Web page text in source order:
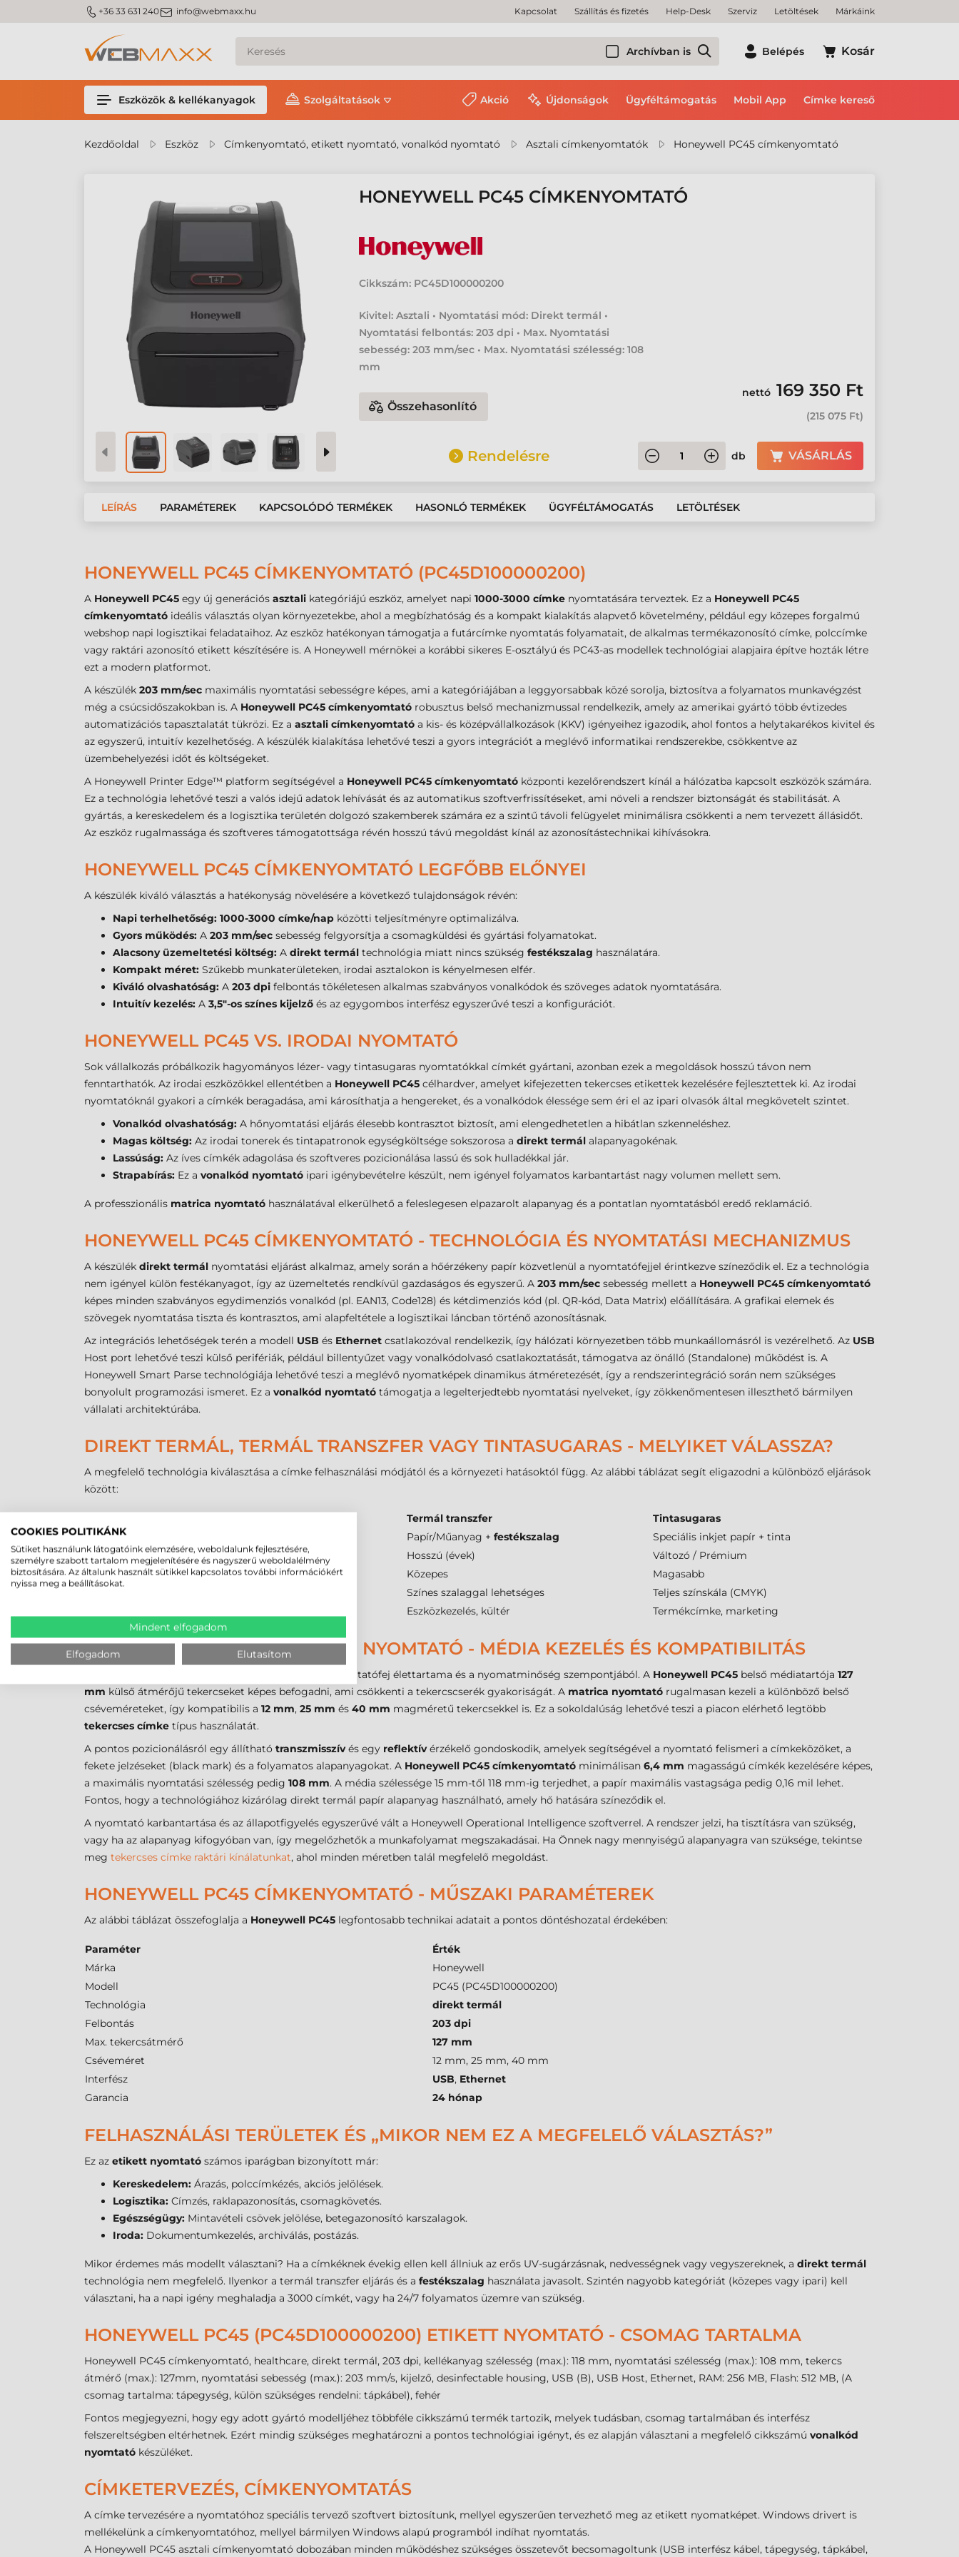
m_phone +36 33 631 240m_email info@webmaxx.hu Kapcsolat Szállítás és fizetés Help-Desk Szerviz Letöltések Márkáink
Archívban is Belépés Kosár
Eszközök & kellékanyagok Szolgáltatások Akció Újdonságok Ügyféltámogatás Mobil App Címke kereső
Kezdőoldal Eszköz Címkenyomtató, etikett nyomtató, vonalkód nyomtató Asztali címkenyomtatók Honeywell PC45 címkenyomtató
HONEYWELL PC45 CÍMKENYOMTATÓ
Cikkszám: PC45D100000200
Kivitel: Asztali • Nyomtatási mód: Direkt termál •
Nyomtatási felbontás: 203 dpi • Max. Nyomtatási
sebesség: 203 mm/sec • Max. Nyomtatási szélesség: 108
mm
Összehasonlító
nettó 169 350 Ft
(215 075 Ft)
Rendelésre db VÁSÁRLÁS
LEÍRÁS PARAMÉTEREK KAPCSOLÓDÓ TERMÉKEK HASONLÓ TERMÉKEK ÜGYFÉLTÁMOGATÁS LETÖLTÉSEK
HONEYWELL PC45 CÍMKENYOMTATÓ (PC45D100000200)
A Honeywell PC45 egy új generációs asztali kategóriájú eszköz, amelyet napi 1000-3000 címke nyomtatására terveztek. Ez a Honeywell PC45
címkenyomtató ideális választás olyan környezetekbe, ahol a megbízhatóság és a kompakt kialakítás alapvető követelmény, például egy közepes forgalmú
webshop napi logisztikai feladataihoz. Az eszköz hatékonyan támogatja a futárcímke nyomtatás folyamatait, de alkalmas termékazonosító címke, polccímke
vagy raktári azonosító etikett készítésére is. A Honeywell mérnökei a korábbi sikeres E-osztályú és PC43-as modellek technológiai alapjaira építve hozták létre
ezt a modern platformot.
A készülék 203 mm/sec maximális nyomtatási sebességre képes, ami a kategóriájában a leggyorsabbak közé sorolja, biztosítva a folyamatos munkavégzést
még a csúcsidőszakokban is. A Honeywell PC45 címkenyomtató robusztus belső mechanizmussal rendelkezik, amely az amerikai gyártó több évtizedes
automatizációs tapasztalatát tükrözi. Ez a asztali címkenyomtató a kis- és középvállalkozások (KKV) igényeihez igazodik, ahol fontos a helytakarékos kivitel és
az egyszerű, intuitív kezelhetőség. A készülék kialakítása lehetővé teszi a gyors integrációt a meglévő informatikai rendszerekbe, csökkentve az
üzembehelyezési időt és költségeket.
A Honeywell Printer Edge™ platform segítségével a Honeywell PC45 címkenyomtató központi kezelőrendszert kínál a hálózatba kapcsolt eszközök számára.
Ez a technológia lehetővé teszi a valós idejű adatok lehívását és az automatikus szoftverfrissítéseket, ami növeli a rendszer biztonságát és stabilitását. A
gyártás, a kereskedelem és a logisztika területén dolgozó szakemberek számára ez a szintű távoli felügyelet minimálisra csökkenti a nem tervezett állásidőt.
Az eszköz rugalmassága és szoftveres támogatottsága révén hosszú távú megoldást kínál az azonosítástechnikai kihívásokra.
HONEYWELL PC45 CÍMKENYOMTATÓ LEGFŐBB ELŐNYEI
A készülék kiváló választás a hatékonyság növelésére a következő tulajdonságok révén:
Napi terhelhetőség: 1000-3000 címke/nap közötti teljesítményre optimalizálva.
Gyors működés: A 203 mm/sec sebesség felgyorsítja a csomagküldési és gyártási folyamatokat.
Alacsony üzemeltetési költség: A direkt termál technológia miatt nincs szükség festékszalag használatára.
Kompakt méret: Szűkebb munkaterületeken, irodai asztalokon is kényelmesen elfér.
Kiváló olvashatóság: A 203 dpi felbontás tökéletesen alkalmas szabványos vonalkódok és szöveges adatok nyomtatására.
Intuitív kezelés: A 3,5"-os színes kijelző és az egygombos interfész egyszerűvé teszi a konfigurációt.
HONEYWELL PC45 VS. IRODAI NYOMTATÓ
Sok vállalkozás próbálkozik hagyományos lézer- vagy tintasugaras nyomtatókkal címkét gyártani, azonban ezek a megoldások hosszú távon nem
fenntarthatók. Az irodai eszközökkel ellentétben a Honeywell PC45 célhardver, amelyet kifejezetten tekercses etikettek kezelésére fejlesztettek ki. Az irodai
nyomtatóknál gyakori a címkék beragadása, ami károsíthatja a hengereket, és a vonalkódok élessége sem éri el az ipari olvasók által megkövetelt szintet.
Vonalkód olvashatóság: A hőnyomtatási eljárás élesebb kontrasztot biztosít, ami elengedhetetlen a hibátlan szkenneléshez.
Magas költség: Az irodai tonerek és tintapatronok egységköltsége sokszorosa a direkt termál alapanyagokénak.
Lassúság: Az íves címkék adagolása és szoftveres pozicionálása lassú és sok hulladékkal jár.
Strapabírás: Ez a vonalkód nyomtató ipari igénybevételre készült, nem igényel folyamatos karbantartást nagy volumen mellett sem.
A professzionális matrica nyomtató használatával elkerülhető a feleslegesen elpazarolt alapanyag és a pontatlan nyomtatásból eredő reklamáció.
HONEYWELL PC45 CÍMKENYOMTATÓ - TECHNOLÓGIA ÉS NYOMTATÁSI MECHANIZMUS
A készülék direkt termál nyomtatási eljárást alkalmaz, amely során a hőérzékeny papír közvetlenül a nyomtatófejjel érintkezve színeződik el. Ez a technológia
nem igényel külön festékanyagot, így az üzemeltetés rendkívül gazdaságos és egyszerű. A 203 mm/sec sebesség mellett a Honeywell PC45 címkenyomtató
képes minden szabványos egydimenziós vonalkód (pl. EAN13, Code128) és kétdimenziós kód (pl. QR-kód, Data Matrix) előállítására. A grafikai elemek és
szövegek nyomtatása tiszta és kontrasztos, ami alapfeltétele a logisztikai láncban történő azonosításnak.
Az integrációs lehetőségek terén a modell USB és Ethernet csatlakozóval rendelkezik, így hálózati környezetben több munkaállomásról is vezérelhető. Az USB
Host port lehetővé teszi külső perifériák, például billentyűzet vagy vonalkódolvasó csatlakoztatását, támogatva az önálló (Standalone) működést is. A
Honeywell Smart Parse technológiája lehetővé teszi a meglévő nyomatképek dinamikus átméretezését, így a rendszerintegráció során nem szükséges
bonyolult programozási ismeret. Ez a vonalkód nyomtató támogatja a legelterjedtebb nyomtatási nyelveket, így zökkenőmentesen illeszthető bármilyen
vállalati architektúrába.
DIREKT TERMÁL, TERMÁL TRANSZFER VAGY TINTASUGARAS - MELYIKET VÁLASSZA?
A megfelelő technológia kiválasztása a címke felhasználási módjától és a környezeti hatásoktól függ. Az alábbi táblázat segít eligazodni a különböző eljárások
között:
Termál transzfer
Tintasugaras
Kellékanyag igény
Papír/Műanyag + festékszalag
Speciális inkjet papír + tinta
Élettartam
Rövid (6-12 hónap) Hosszú (évek)
Változó / Prémium
Költség
Legalacsonyabb Közepes
Magasabb
Színes szalaggal lehetséges
Teljes színskála (CMYK)
Eszközkezelés, kültér Termékcímke, marketing
HONEYWELL PC45 VONALKÓD NYOMTATÓ - MÉDIA KEZELÉS ÉS KOMPATIBILITÁS
A kellékanyagok helyes megválasztása kritikus a nyomtatófej élettartama és a nyomatminőség szempontjából. A Honeywell PC45 belső médiatartója 127
mm külső átmérőjű tekercseket képes befogadni, ami csökkenti a tekercscserék gyakoriságát. A matrica nyomtató rugalmasan kezeli a különböző belső
cséveméreteket, így kompatibilis a 12 mm, 25 mm és 40 mm magméretű tekercsekkel is. Ez a sokoldalúság lehetővé teszi a piacon elérhető legtöbb
tekercses címke típus használatát.
A pontos pozicionálásról egy állítható transzmisszívés egy reflektívérzékelő gondoskodik, amelyek segítségével a nyomtató felismeri a címkeközöket, a
fekete jelzéseket (black mark) és a folyamatos alapanyagokat. A Honeywell PC45 címkenyomtató minimálisan 6,4 mm magasságú címkék kezelésére képes,
a maximális nyomtatási szélesség pedig 108 mm. A média szélessége 15 mm-től 118 mm-ig terjedhet, a papír maximális vastagsága pedig 0,16 mil lehet.
Fontos, hogy a technológiához kizárólag direkt termál papír alapanyag használható, amely hő hatására színeződik el.
A nyomtató karbantartása és az állapotfigyelés egyszerűvé vált a Honeywell Operational Intelligence szoftverrel. A rendszer jelzi, ha tisztításra van szükség,
vagy ha az alapanyag kifogyóban van, így megelőzhetők a munkafolyamat megszakadásai. Ha Önnek nagy mennyiségű alapanyagra van szüksége, tekintse
meg tekercses címke raktári kínálatunkat, ahol minden méretben talál megfelelő megoldást.
HONEYWELL PC45 CÍMKENYOMTATÓ - MŰSZAKI PARAMÉTEREK
Az alábbi táblázat összefoglalja a Honeywell PC45 legfontosabb technikai adatait a pontos döntéshozatal érdekében:
Paraméter
Érték
Márka
Honeywell
Modell
PC45 (PC45D100000200)
Technológia
direkt termál
Felbontás
203 dpi
Max. tekercsátmérő
127 mm
Cséveméret
12 mm, 25 mm, 40 mm
Interfész
USB, Ethernet
Garancia
24 hónap
FELHASZNÁLÁSI TERÜLETEK ÉS „MIKOR NEM EZ A MEGFELELŐ VÁLASZTÁS?”
Ez az etikett nyomtató számos iparágban bizonyított már:
Kereskedelem: Árazás, polccímkézés, akciós jelölések.
Logisztika: Címzés, raklapazonosítás, csomagkövetés.
Egészségügy: Mintavételi csövek jelölése, betegazonosító karszalagok.
Iroda: Dokumentumkezelés, archiválás, postázás.
Mikor érdemes más modellt választani? Ha a címkéknek évekig ellen kell állniuk az erős UV-sugárzásnak, nedvességnek vagy vegyszereknek, a direkt termál
technológia nem megfelelő. Ilyenkor a termál transzfer eljárás és a festékszalag használata javasolt. Szintén nagyobb kategóriát (közepes vagy ipari) kell
választani, ha a napi igény meghaladja a 3000 címkét, vagy ha 24/7 folyamatos üzemre van szükség.
HONEYWELL PC45 (PC45D100000200) ETIKETT NYOMTATÓ - CSOMAG TARTALMA
Honeywell PC45 címkenyomtató, healthcare, direkt termál, 203 dpi, kellékanyag szélesség (max.): 118 mm, nyomtatási szélesség (max.): 108 mm, tekercs
átmérő (max.): 127mm, nyomtatási sebesség (max.): 203 mm/s, kijelző, desinfectable housing, USB (B), USB Host, Ethernet, RAM: 256 MB, Flash: 512 MB, (A
csomag tartalma: tápegység, külön szükséges rendelni: tápkábel), fehér
Fontos megjegyezni, hogy egy adott gyártó modelljéhez többféle cikkszámú termék tartozik, melyek tudásban, csomag tartalmában és interfész
felszereltségben eltérhetnek. Ezért mindig szükséges meghatározni a pontos technológiai igényt, és ez alapján választani a megfelelő cikkszámú vonalkód
nyomtató készüléket.
CÍMKETERVEZÉS, CÍMKENYOMTATÁS
A címke tervezésére a nyomtatóhoz speciális tervező szoftvert biztosítunk, mellyel egyszerűen tervezhető meg az etikett nyomatképet. Windows drivert is
mellékelünk a címkenyomtatóhoz, mellyel bármilyen Windows alapú programból indíhat nyomtatás.
A Honeywell PC45 asztali címkenyomtató dobozában minden működéshez szükséges összetevőt becsomagoltunk (USB interfész kábel, tápegység, tápkábel,
COOKIES POLITIKÁNK
Sütiket használunk látogatóink elemzésére, weboldalunk fejlesztésére,
személyre szabott tartalom megjelenítésére és nagyszerű weboldalélmény
biztosítására. Az általunk használt sütikkel kapcsolatos további információkért
nyissa meg a beállításokat.
Mindent elfogadom
Elfogadom Elutasítom